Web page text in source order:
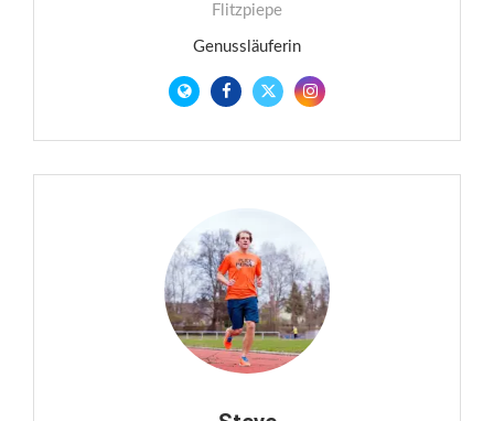
Flitzpiepe
Genussläuferin